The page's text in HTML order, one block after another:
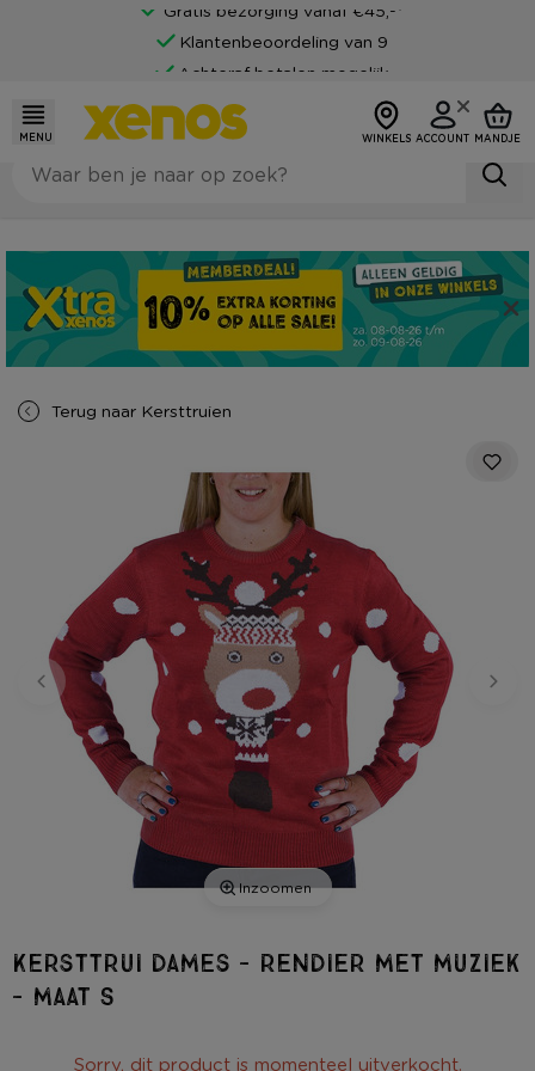
Gratis bezorging vanaf €45,-*
Klantenbeoordeling van 9
Achteraf betalen mogelijk
MENU WINKELS ACCOUNT MANDJE
Terug naar Kersttruien
Inzoomen
Kersttrui dames - rendier met muziek
- maat S
Sorry, dit product is momenteel uitverkocht.